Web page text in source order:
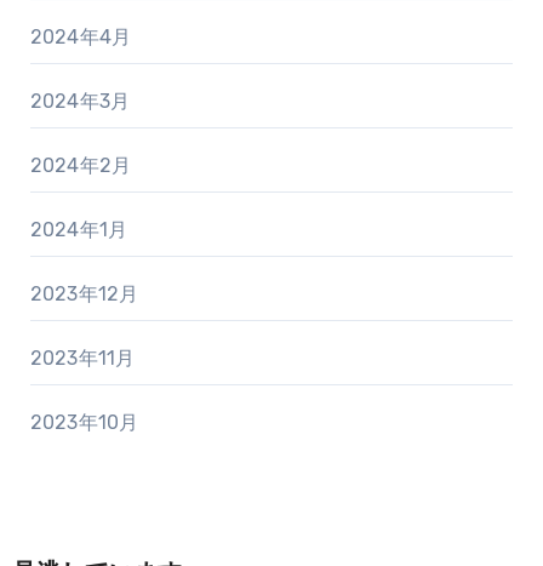
2024年4月
2024年3月
2024年2月
2024年1月
2023年12月
2023年11月
2023年10月